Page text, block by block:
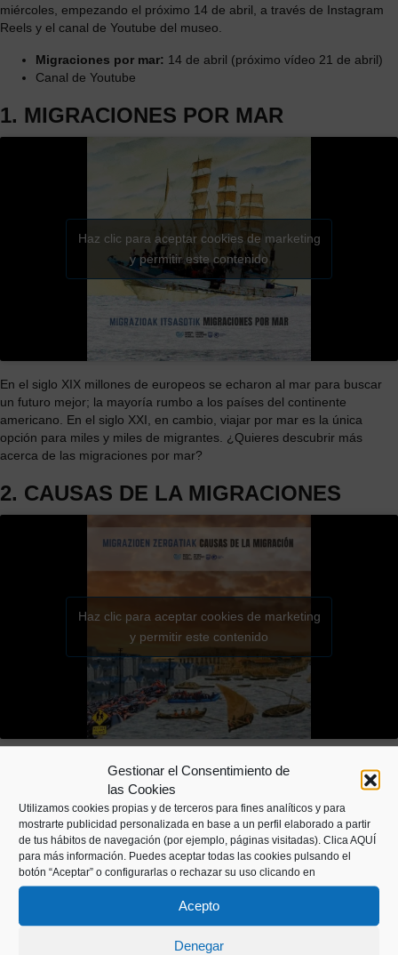
Gestionar el Consentimiento de
las Cookies
Utilizamos cookies propias y de terceros para fines analíticos y para
mostrarte publicidad personalizada en base a un perfil elaborado a partir
de tus hábitos de navegación (por ejemplo, páginas visitadas). Clica AQUÍ
para más información. Puedes aceptar todas las cookies pulsando el
botón “Aceptar” o configurarlas o rechazar su uso clicando en
Acepto
Denegar
miércoles, empezando el próximo 14 de abril, a través de Instagram
Reels y el canal de Youtube del museo.
Migraciones por mar: 14 de abril (próximo vídeo 21 de abril)
Canal de Youtube
1. MIGRACIONES POR MAR
Haz clic para aceptar cookies de marketing
y permitir este contenido
En el siglo XIX millones de europeos se echaron al mar para buscar
un futuro mejor; la mayoría rumbo a los países del continente
americano. En el siglo XXI, en cambio, viajar por mar es la única
opción para miles y miles de migrantes. ¿Quieres descubrir más
acerca de las migraciones por mar?
2. CAUSAS DE LA MIGRACIONES
Haz clic para aceptar cookies de marketing
y permitir este contenido
social y la industrial, y se rompieron las estructuras económicas y
políticas que venían de siglos anteriores. Las consecuencias de esos
procesos impulsaron a la gente a migrar.
En este siglo XXI la migración tiene muchos rostros y son muchas
personas las que huyen de la inestabilidad política y de las guerras
civiles.
3. REDES MIGRATORIAS